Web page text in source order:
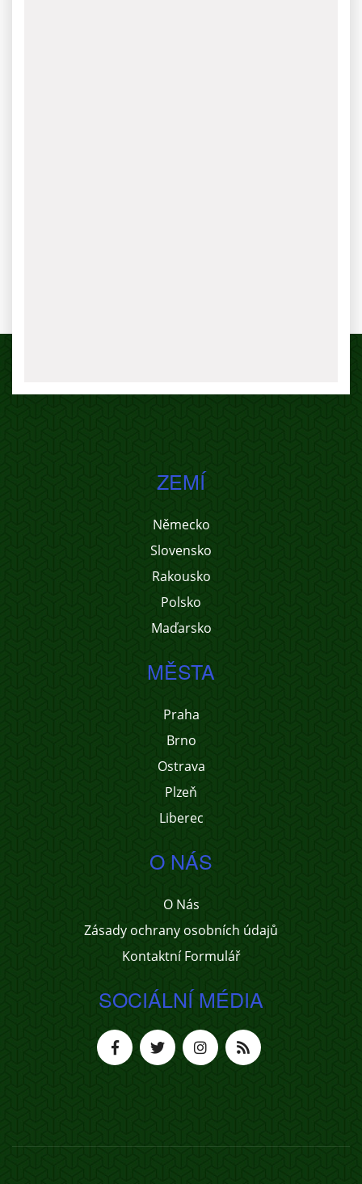
ZEMÍ
Německo
Slovensko
Rakousko
Polsko
Maďarsko
MĚSTA
Praha
Brno
Ostrava
Plzeň
Liberec
O NÁS
O Nás
Zásady ochrany osobních údajů
Kontaktní Formulář
SOCIÁLNÍ MÉDIA